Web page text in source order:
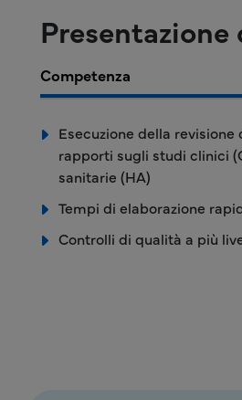
Competenza
Esecuzione della
rapporti sugli studi clinici
sanitarie (HA)
Tempi di elaborazione
Controlli di qualità a più